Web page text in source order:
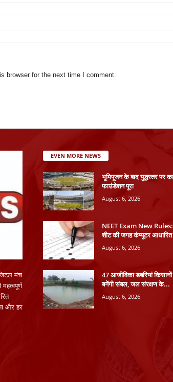
browser for the next time I comment.
मंच
और हर
EVEN MORE NEWS
भूमिपूजन के बाद युद्धस्तर पर
फाउंडेशन पूरा
August 6, 2026
NEET Exam New
शीट की जगह कंप्यूटर आधारित
August 6, 2026
47 आजीविका डबरियां
बनेंगी संबल, जल संरक्षण के...
August 6, 2026